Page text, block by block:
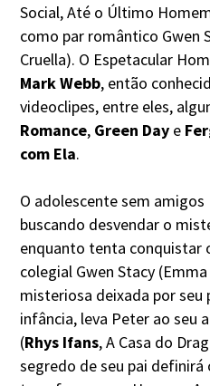
Social, Até o Último
como par romântico Gwen
Cruella). O Espetacular
Mark Webb, então
videoclipes, entre eles,
Romance, Green Day e
com Ela.
O adolescente sem
buscando desvendar o
enquanto tenta conquistar
colegial Gwen Stacy
misteriosa deixada por seu
infância, leva Peter ao seu
(Rhys Ifans, A Casa do
segredo de seu pai definirá